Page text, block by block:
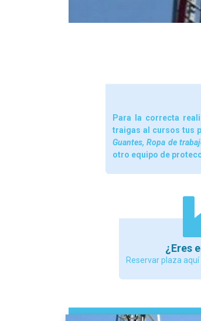
Para la correcta
traigas al cursos tus
Guantes, Ropa de
otro equipo de
¿Eres
Reservar plaza